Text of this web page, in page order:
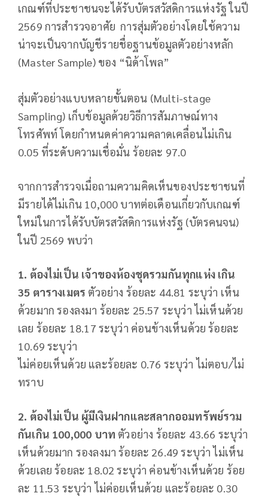
เกณฑ์ที่ประชาชนจะได้รับบัตรสวัสดิการแห่งรัฐ ในปี
2569 การสำรวจอาศัย การสุ่มตัวอย่างโดยใช้ความ
น่าจะเป็นจากบัญชีรายชื่อฐานข้อมูลตัวอย่างหลัก
(Master Sample) ของ “นิด้าโพล”
สุ่มตัวอย่างแบบหลายขั้นตอน (Multi-stage
Sampling) เก็บข้อมูลด้วยวิธีการสัมภาษณ์ทาง
โทรศัพท์ โดยกำหนดค่าความคลาดเคลื่อนไม่เกิน
0.05 ที่ระดับความเชื่อมั่น ร้อยละ 97.0
จากการสำรวจเมื่อถามความคิดเห็นของประชาชนที่
มีรายได้ไม่เกิน 10,000 บาทต่อเดือนเกี่ยวกับเกณฑ์
ใหม่ในการได้รับบัตรสวัสดิการแห่งรัฐ (บัตรคนจน)
ในปี 2569 พบว่า
1. ต้องไม่เป็น เจ้าของห้องชุดรวมกันทุกแห่ง เกิน
35 ตารางเมตร ตัวอย่าง ร้อยละ 44.81 ระบุว่า เห็น
ด้วยมาก รองลงมา ร้อยละ 25.57 ระบุว่า ไม่เห็นด้วย
เลย ร้อยละ 18.17 ระบุว่า ค่อนข้างเห็นด้วย ร้อยละ
10.69 ระบุว่า
ไม่ค่อยเห็นด้วย และร้อยละ 0.76 ระบุว่า ไม่ตอบ/ไม่
ทราบ
2. ต้องไม่เป็น ผู้มีเงินฝากและสลากออมทรัพย์รวม
กันเกิน 100,000 บาท ตัวอย่าง ร้อยละ 43.66 ระบุว่า
เห็นด้วยมาก รองลงมา ร้อยละ 26.49 ระบุว่า ไม่เห็น
ด้วยเลย ร้อยละ 18.02 ระบุว่า ค่อนข้างเห็นด้วย ร้อย
ละ 11.53 ระบุว่า ไม่ค่อยเห็นด้วย และร้อยละ 0.30